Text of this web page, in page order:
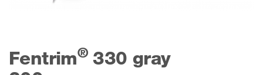
Fentrim®330 gray